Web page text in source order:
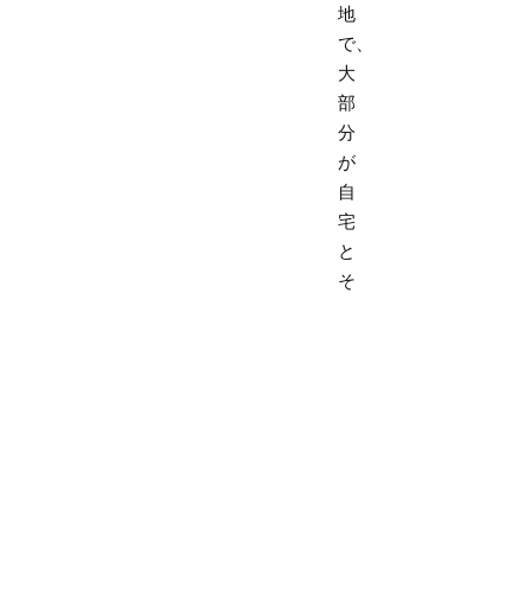
地
で、
大
部
分
が
自
宅
と
そ